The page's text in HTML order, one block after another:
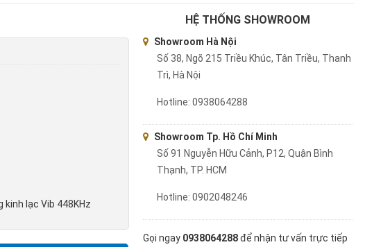
lạc Vib 448KHz
HỆ THỐNG SHOWROOM
Showroom Hà Nội
Số 38, Ngõ 215 Triều Khúc, Tân Triều, Thanh
Trì, Hà Nội
Hotline: 0938064288
Showroom Tp. Hồ Chí Minh
Số 91 Nguyễn Hữu Cảnh, P12, Quận Bình
Thạnh, TP. HCM
Hotline: 0902048246
Gọi ngay 0938064288để nhận tư vấn trực tiếp